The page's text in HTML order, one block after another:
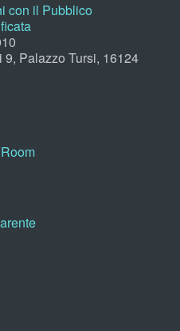
con il Pubblico
Palazzo Tursi, 16124